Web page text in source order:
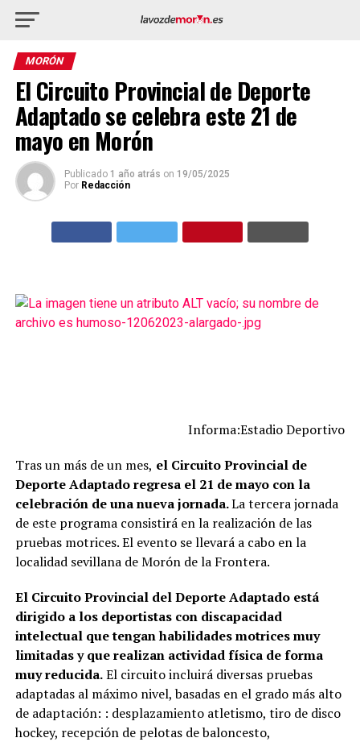
MORÓN
El Circuito Provincial de Deporte
Adaptado se celebra este 21 de
mayo en Morón
Publicado 1 año atrás on 19/05/2025
Por Redacción
Informa:Estadio Deportivo
Tras un más de un mes, el Circuito Provincial de
Deporte Adaptado regresa el 21 de mayo con la
celebración de una nueva jornada.La tercera jornada
de este programa consistirá en la realización de las
pruebas motrices. El evento se llevará a cabo en la
localidad sevillana de Morón de la Frontera.
El Circuito Provincial del Deporte Adaptado está
dirigido a los deportistas con discapacidad
intelectual que tengan habilidades motrices muy
limitadas y que realizan actividad física de forma
muy reducida.El circuito incluirá diversas pruebas
adaptadas al máximo nivel, basadas en el grado más alto
de adaptación: : desplazamiento atletismo, tiro de disco
hockey, recepción de pelotas de baloncesto,